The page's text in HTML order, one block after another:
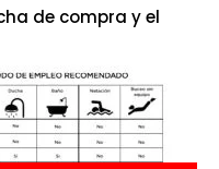
de compra y el